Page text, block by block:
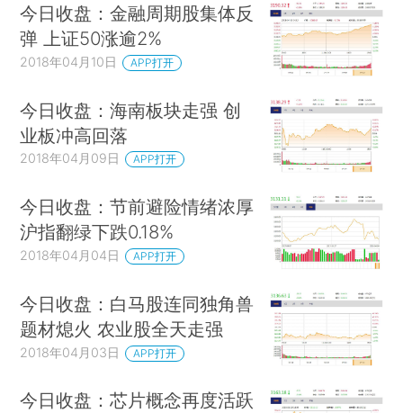
今日收盘：金融周期股集体反
弹 上证50涨逾2%
2018年04月10日 APP打开
今日收盘：海南板块走强 创
业板冲高回落
2018年04月09日 APP打开
今日收盘：节前避险情绪浓厚
沪指翻绿下跌0.18%
2018年04月04日 APP打开
今日收盘：白马股连同独角兽
题材熄火 农业股全天走强
2018年04月03日 APP打开
今日收盘：芯片概念再度活跃